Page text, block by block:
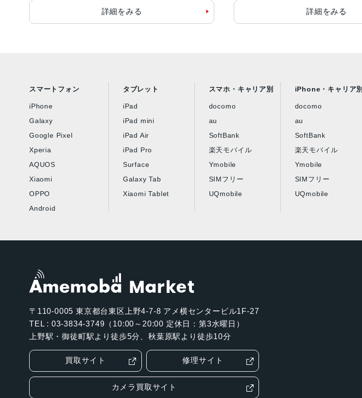
指紋/顔認証
詳細をみる 詳細をみる
スマートフォン
iPhone
Galaxy
Google Pixel
Xperia
AQUOS
Xiaomi
OPPO
Android
タブレット
iPad
iPad mini
iPad Air
iPad Pro
Surface
Galaxy Tab
Xiaomi Tablet
スマホ・キャリア別
docomo
au
SoftBank
楽天モバイル
Ymobile
SIMフリー
UQmobile
iPhone・キャリア別
docomo
au
SoftBank
楽天モバイル
Ymobile
SIMフリー
UQmobile
〒110-0005 東京都台東区上野4-7-8 アメ横センタービル1F-27
TEL : 03-3834-3749（10:00～20:00 定休日：第3水曜日）
上野駅・御徒町駅より徒歩5分、秋葉原駅より徒歩10分
買取サイト 修理サイト
カメラ買取サイト